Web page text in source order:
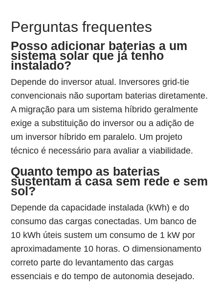
Perguntas frequentes
Posso adicionar baterias a um
sistema solar que já tenho
instalado?
Depende do inversor atual. Inversores grid-tie
convencionais não suportam baterias diretamente.
A migração para um sistema híbrido geralmente
exige a substituição do inversor ou a adição de
um inversor híbrido em paralelo. Um projeto
técnico é necessário para avaliar a viabilidade.
Quanto tempo as baterias
sustentam a casa sem rede e sem
sol?
Depende da capacidade instalada (kWh) e do
consumo das cargas conectadas. Um banco de
10 kWh úteis sustem um consumo de 1 kW por
aproximadamente 10 horas. O dimensionamento
correto parte do levantamento das cargas
essenciais e do tempo de autonomia desejado.